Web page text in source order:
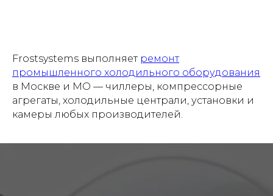
Frostsystems выполняет ремонт
промышленного холодильного оборудования
в Москве и МО — чиллеры, компрессорные
агрегаты, холодильные централи, установки и
камеры любых производителей.